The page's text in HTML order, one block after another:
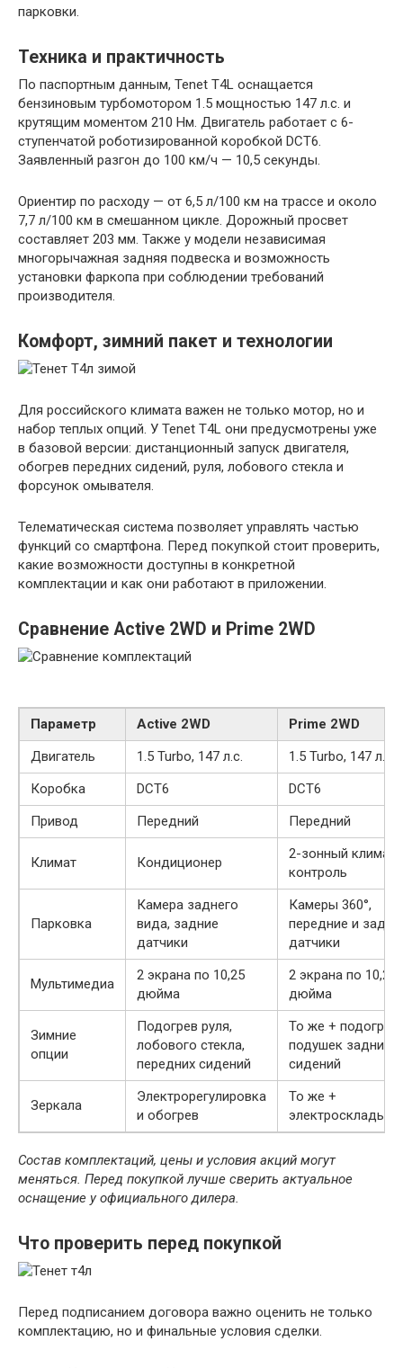
парковки.
Техника и практичность
По паспортным данным, Tenet T4L оснащается
бензиновым турбомотором 1.5 мощностью 147 л.с. и
крутящим моментом 210 Нм. Двигатель работает с 6-
ступенчатой роботизированной коробкой DCT6.
Заявленный разгон до 100 км/ч — 10,5 секунды.
Ориентир по расходу — от 6,5 л/100 км на трассе и около
7,7 л/100 км в смешанном цикле. Дорожный просвет
составляет 203 мм. Также у модели независимая
многорычажная задняя подвеска и возможность
установки фаркопа при соблюдении требований
производителя.
Комфорт, зимний пакет и технологии
Для российского климата важен не только мотор, но и
набор теплых опций. У Tenet T4L они предусмотрены уже
в базовой версии: дистанционный запуск двигателя,
обогрев передних сидений, руля, лобового стекла и
форсунок омывателя.
Телематическая система позволяет управлять частью
функций со смартфона. Перед покупкой стоит проверить,
какие возможности доступны в конкретной
комплектации и как они работают в приложении.
Сравнение Active 2WD и Prime 2WD
Параметр Active 2WD
Prime 2WD
Двигатель
1.5 Turbo, 147 л.с.
1.5 Turbo, 147 л.с.
Коробка
DCT6
DCT6
Привод
Передний Передний
Климат Кондиционер
2-зонный климат-
контроль
Парковка
Камера заднего
вида, задние
датчики
Камеры 360°,
передние и
датчики
Мультимедиа
2 экрана по 10,25
дюйма
2 экрана по 10,25
дюйма
Зимние
опции
Подогрев руля,
лобового стекла,
передних сидений
То же + подогрев
подушек задних
сидений
Зеркала
Электрорегулировка
и обогрев
То же +
Состав комплектаций, цены и условия акций могут
меняться. Перед покупкой лучше сверить актуальное
оснащение у официального дилера.
Что проверить перед покупкой
Перед подписанием договора важно оценить не только
комплектацию, но и финальные условия сделки.